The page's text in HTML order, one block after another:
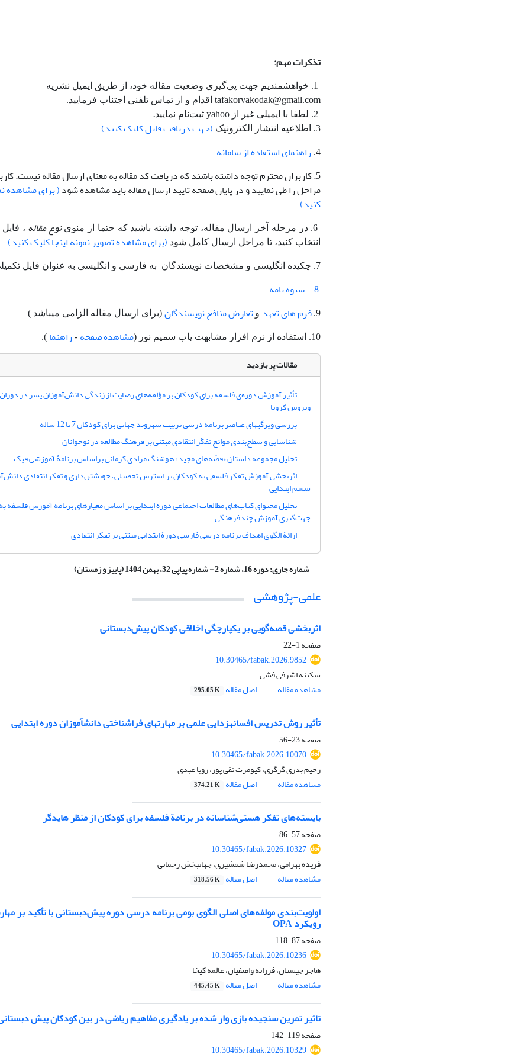
تذکرات مهم:
1. خواهشمندیم جهت پی‌گیری وضعیت مقاله خود، از طریق ایمیل نشریه
tafakorvakodak@gmail.com اقدام و از تماس تلفنی اجتناب فرمایید.
.
3. اطلاعیه انتشار الکترونیک (جهت دریافت فایل کلیک کنید)
4. راهنمای استفاده از سامانه
5. کاربران محترم توجه داشته باشند که دریافت کد مقاله به معنای ارسال مقاله نیست.
مراحل را طی نمایید و در پایان صفحه تایید ارسال مقاله باید مشاهده شود( برای مشاهده
کنید)
نوع مقاله ،
انتخاب کنید، تا مراحل ارسال کامل شود.(برای مشاهده تصویر نمونه اینجا کلیک کنید)
7. چکیده انگلیسی و مشخصات نویسندگان به فارسی و انگلیسی به عنوان فایل تکمیلی ارسال شود.
9. فرم های تعهد وتعارض منافع نویسندگان (برای ارسال مقاله الزامی میباشد )
10. استفاده از نرم افزار مشابهت یاب سمیم نور ( مشاهده صفحه - راهنما ).
مقالات پر بازدید
تأثیر آموزش دوره‌ی فلسفه برای کودکان بر مؤلفه‌های رضایت از زندگی دانش‌‌آموزان پسر در
ویروس کرونا
بررسی ویژگیهای عناصر برنامه درسی تربیت شهروند جهانی برای کودکان 7 تا 12 ساله
شناسایی و سطح‌بندی موانع تفکّر انتقادی مبتنی بر فرهنگ مطالعه در نوجوانان
تحلیل مجموعه داستان «قصّه‌های مجید» هوشنگ مرادی کرمانی براساس برنامۀ آموزشی فبک
اثربخشی آموزش تفکر فلسفی به کودکان بر استرس تحصیلی، خویشتن‌داری و تفکر انتقادی
ششم ابتدایی
تحلیل محتوای کتاب‌های مطالعات اجتماعی دوره ابتدایی بر اساس معیارهای برنامه آموزش فلسفه
جهت‌گیری آموزش چندفرهنگی
ارائۀ الگوی اهداف برنامه درسی فارسی دورۀ ابتدایی مبتنی بر تفکر انتقادی
شماره جاری:دوره 16، شماره 2 - شماره پیاپی 32، بهمن 1404 (پاییز و زمستان)
علمی-پژوهشی
اثربخشی قصه‌گویی بر یکپارچگی اخلاقی کودکان پیش‌دبستانی
صفحه1-22
10.30465/fabak.2026.9852
سکینه اشرفی فشی
مشاهده مقاله
اصل مقاله 295.05 K
تأثیر روش تدریس افسانه‎زدایی علمی بر مهارت‎های فراشناختی دانش‎آموزان دوره ابتدایی
صفحه23-56
10.30465/fabak.2026.10070
رحیم بدری گرگری، کیومرث تقی پور، رویا عبدی
مشاهده مقاله
اصل مقاله 374.21 K
بایسته‌های تفکر هستی‌شناسانه در برنامة فلسفه برای کودکان از منظر هایدگر
صفحه57-86
10.30465/fabak.2026.10327
فریده بهرامی، محمدرضا شمشیری، جهانبخش رحمانی
مشاهده مقاله
اصل مقاله 318.56 K
اولویت‌بندی مولفه‌های اصلی الگوی بومی برنامه درسی دوره پیش‌دبستانی با تأکید بر
رویکرد OPA
صفحه87-118
10.30465/fabak.2026.10236
هاجر چیستان، فرزانه واصفیان، عالمه کیخا
مشاهده مقاله
اصل مقاله 445.45 K
تاثیر تمرین سنجیده بازی وار شده بر یادگیری مفاهیم ریاضی در بین کودکان پیش دبستانی5 تا 7
صفحه119-142
10.30465/fabak.2026.10329